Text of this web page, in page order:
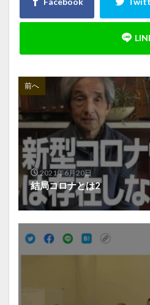
前へ
2021年6月20日
結局コロナとは2